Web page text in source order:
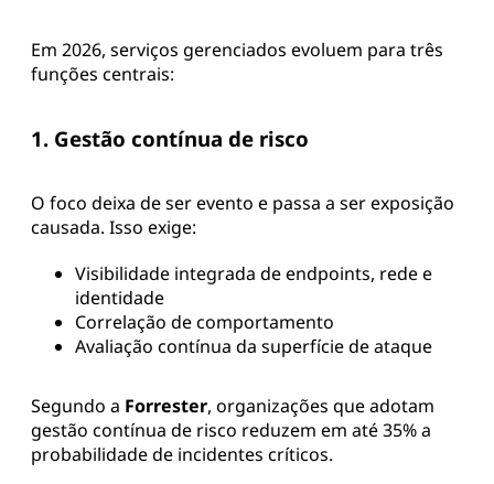
Em 2026, serviços gerenciados evoluem para três
funções centrais:
1. Gestão contínua de risco
O foco deixa de ser evento e passa a ser exposição
causada. Isso exige:
Visibilidade integrada de endpoints, rede e
identidade
Correlação de comportamento
Avaliação contínua da superfície de ataque
Segundo a Forrester, organizações que adotam
gestão contínua de risco reduzem em até 35% a
probabilidade de incidentes críticos.